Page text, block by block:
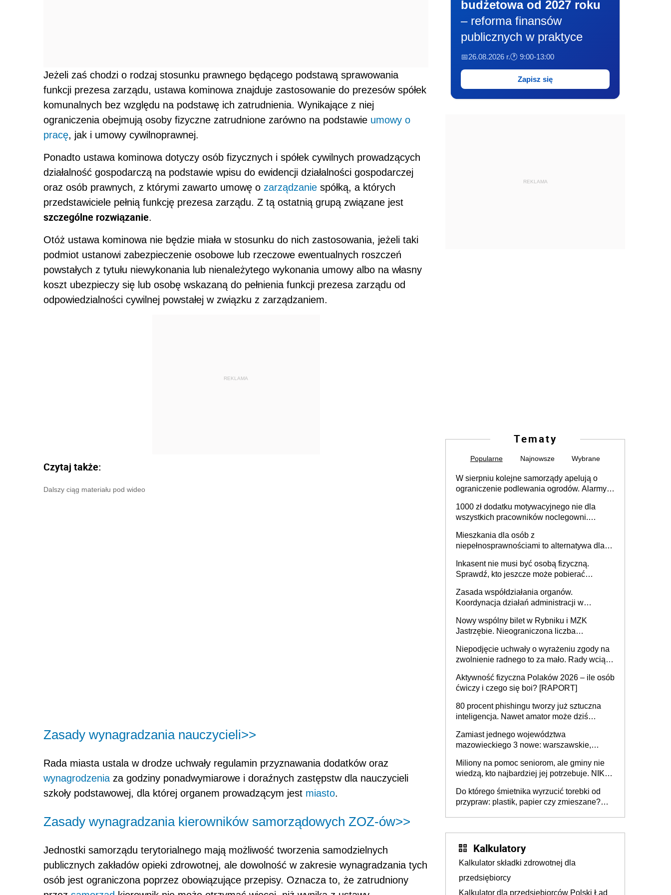
Jeżeli zaś chodzi o rodzaj stosunku prawnego będącego podstawą sprawowania
funkcji prezesa zarządu, ustawa kominowa znajduje zastosowanie do prezesów spółek
komunalnych bez względu na podstawę ich zatrudnienia. Wynikające z niej
ograniczenia obejmują osoby fizyczne zatrudnione zarówno na podstawie umowy o
pracę, jak i umowy cywilnoprawnej.
Ponadto ustawa kominowa dotyczy osób fizycznych i spółek cywilnych prowadzących
działalność gospodarczą na podstawie wpisu do ewidencji działalności gospodarczej
oraz osób prawnych, z którymi zawarto umowę o zarządzanie spółką, a których
przedstawiciele pełnią funkcję prezesa zarządu. Z tą ostatnią grupą związane jest
szczególne rozwiązanie.
Otóż ustawa kominowa nie będzie miała w stosunku do nich zastosowania, jeżeli taki
podmiot ustanowi zabezpieczenie osobowe lub rzeczowe ewentualnych roszczeń
powstałych z tytułu niewykonania lub nienależytego wykonania umowy albo na własny
koszt ubezpieczy się lub osobę wskazaną do pełnienia funkcji prezesa zarządu od
odpowiedzialności cywilnej powstałej w związku z zarządzaniem.
REKLAMA
Czytaj także:
Dalszy ciąg materiału pod wideo
Zasady wynagradzania nauczycieli>>
Rada miasta ustala w drodze uchwały regulamin przyznawania dodatków oraz
wynagrodzenia za godziny ponadwymiarowe i doraźnych zastępstw dla nauczycieli
szkoły podstawowej, dla której organem prowadzącym jest miasto.
Zasady wynagradzania kierowników samorządowych ZOZ-ów>>
Jednostki samorządu terytorialnego mają możliwość tworzenia samodzielnych
publicznych zakładów opieki zdrowotnej, ale dowolność w zakresie wynagradzania tych
osób jest ograniczona poprzez obowiązujące przepisy. Oznacza to, że zatrudniony
budżetowa od 2027 roku
– reforma finansów
publicznych w praktyce
📅26.08.2026 r.🕐 9:00-13:00
Zapisz się
REKLAMA
Tematy
Popularne Najnowsze Wybrane
W sierpniu kolejne samorządy apelują o
ograniczenie podlewania ogrodów. Alarmy w
może objąć cały kraj
1000 zł dodatku motywacyjnego nie dla
wszystkich pracowników noclegowni.
Mieszkania dla osób z
niepełnosprawnościami to alternatywa dla
samodzielnie lub z rodziną
Inkasent nie musi być osobą fizyczną.
Sprawdź, kto jeszcze może pobierać
Zasada współdziałania organów.
Koordynacja działań administracji w
Nowy wspólny bilet w Rybniku i MZK
Jastrzębie. Nieograniczona liczba
Niepodjęcie uchwały o wyrażeniu zgody na
zwolnienie radnego to za mało. Rady wciąż
rozstrzygać sprawy
Aktywność fizyczna Polaków 2026 – ile osób
ćwiczy i czego się boi? [RAPORT]
80 procent phishingu tworzy już sztuczna
inteligencja. Nawet amator może dziś
Zamiast jednego województwa
mazowieckiego 3 nowe: warszawskie,
Europie nie ma tak dużych jednostek
stołecznych
Miliony na pomoc seniorom, ale gminy nie
wiedzą, kto najbardziej jej potrzebuje. NIK
Do którego śmietnika wyrzucić torebki od
przypraw: plastik, papier czy zmieszane?
Kalkulatory
Kalkulator składki zdrowotnej dla
przedsiębiorcy
Kalkulator dla przedsiębiorców Polski Ład